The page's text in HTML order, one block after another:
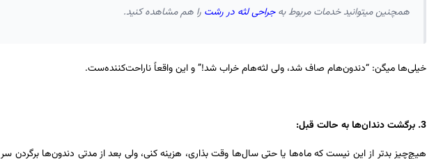
همچنین میتوانید خدمات مربوط بهجراحی لثه در رشت را هم مشاهده کنید.
خیلی‌ها میگن: “دندون‌هام صاف شد، ولی لثه‌هام خراب شد!” و این واقعاً ناراحت‌کننده‌ست.
3. برگشت دندان‌ها به حالت قبل:
هیچ‌چیز بدتر از این نیست که ماه‌ها یا حتی سال‌ها وقت بذاری، هزینه کنی، ولی بعد از مدتی دندون‌ها برگردن